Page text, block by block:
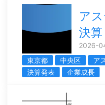
ア
決算
2026-
東京都
中央区
ア
決算発表
企業成長